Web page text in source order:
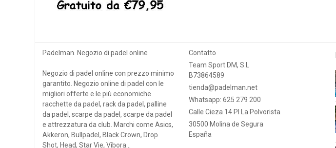
Padelman. Negozio di padel online
Negozio di padel online con prezzo minimo
garantito. Negozio online di padel con le
migliori offerte e le più economiche
racchette da padel, rack da padel, palline
da padel, scarpe da padel, scarpe da padel
e attrezzatura da club. Marchi come Asics,
Akkeron, Bullpadel, Black Crown, Drop
Shot, Head, Star Vie, Vibora...
Contatto
Team Sport DM, S.L
B73864589
tienda@padelman.net
Whatsapp: 625 279 200
Calle Cieza 14 PI La Polvorista
30500 Molina de Segura
España